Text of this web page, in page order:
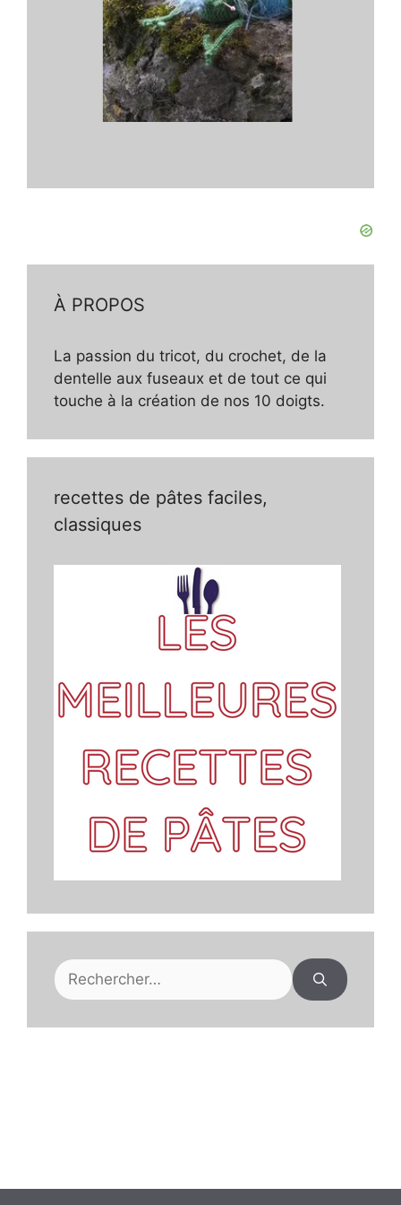
À PROPOS
La passion du tricot, du crochet, de la
dentelle aux fuseaux et de tout ce qui
touche à la création de nos 10 doigts.
recettes de pâtes faciles,
classiques
Rechercher :